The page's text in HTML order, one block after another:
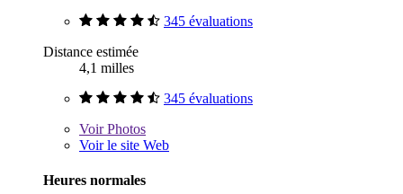
345 évaluations
Distance estimée
4,1 milles
345 évaluations
VoirPhotos
Voir le site Web
Heures normales